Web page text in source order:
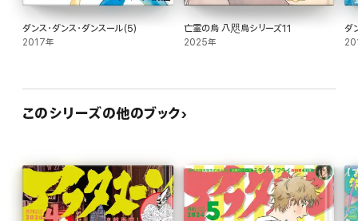
ダンス・ダンス・ダンスール(5)
2017年
亡霊の烏 八咫烏シリーズ11
2025年
ダ
このシリーズの他のブック